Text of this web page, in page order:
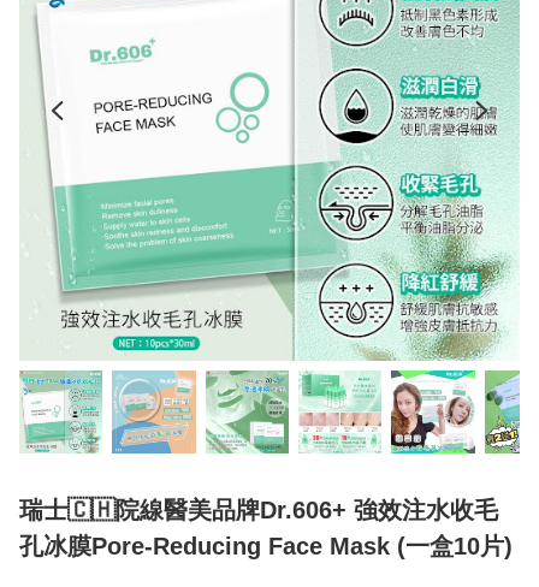
瑞士🇨🇭院線醫美品牌Dr.606+ 強效注水收毛
孔冰膜Pore-Reducing Face Mask (一盒10片)